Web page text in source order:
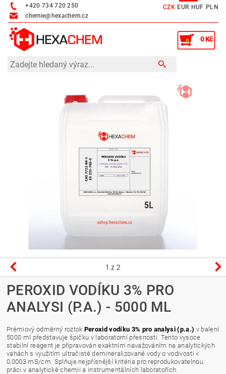
+420 734 720 250
chemie@hexachem.cz
CZK EUR HUF PLN
0 0 Kč
1 z 2
PEROXID VODÍKU 3% PRO
ANALYSI (P.A.) - 5000 ML
Prémiový odměrný roztok Peroxid vodíku 3% pro analysi (p.a.) v balení
5000 ml představuje špičku v laboratorní přesnosti. Tento vysoce
stabilní reagent je připravován exaktním navažováním na analytických
vahách s využitím ultračisté demineralizované vody o vodivosti <
0,0003 mS/cm. Splňuje nejpřísnější kritéria pro reprodukovatelnou
práci v analytické chemii a instrumentálních laboratořích.